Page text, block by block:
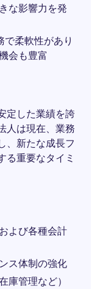
な影響力を発
柔軟性があり
会も豊富
定した業績を誇
人は現在、業務
、新たな成長フ
る重要なタイミ
よび各種会計
ス体制の強化
庫管理など）